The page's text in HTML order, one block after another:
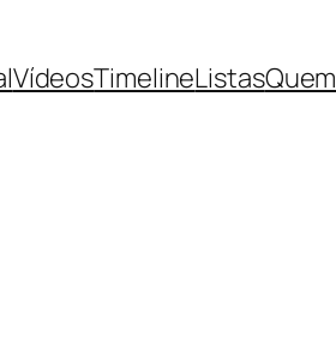
VídeosTimelineListas